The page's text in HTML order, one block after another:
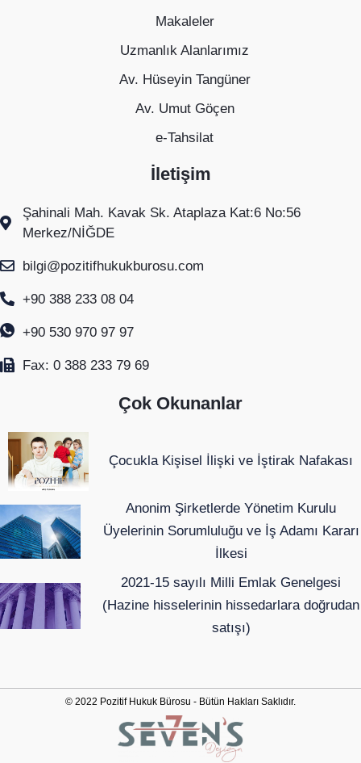
Makaleler
Uzmanlık Alanlarımız
Av. Hüseyin Tangüner
Av. Umut Göçen
e-Tahsilat
İletişim
Şahinali Mah. Kavak Sk. Ataplaza Kat:6 No:56
Merkez/NİĞDE
bilgi@pozitifhukukburosu.com
+90 388 233 08 04
+90 530 970 97 97
Fax: 0 388 233 79 69
Çok Okunanlar
Çocukla Kişisel İlişki ve İştirak Nafakası
Anonim Şirketlerde Yönetim Kurulu
Üyelerinin Sorumluluğu ve İş Adamı Kararı
İlkesi
2021-15 sayılı Milli Emlak Genelgesi
(Hazine hisselerinin hissedarlara doğrudan
satışı)
© 2022 Pozitif Hukuk Bürosu - Bütün Hakları Saklıdır.